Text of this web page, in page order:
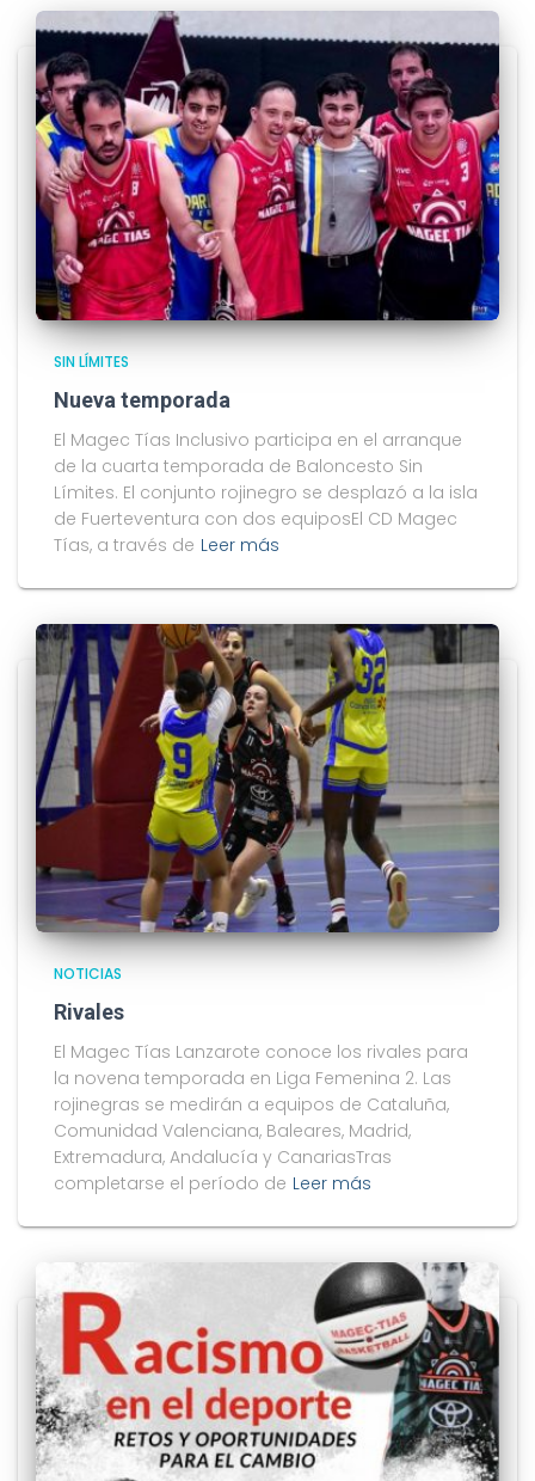
SIN LÍMITES
Nueva temporada
El Magec Tías Inclusivo participa en el arranque
de la cuarta temporada de Baloncesto Sin
Límites. El conjunto rojinegro se desplazó a la isla
de Fuerteventura con dos equiposEl CD Magec
Tías, a través de Leer más
NOTICIAS
Rivales
El Magec Tías Lanzarote conoce los rivales para
la novena temporada en Liga Femenina 2. Las
rojinegras se medirán a equipos de Cataluña,
Comunidad Valenciana, Baleares, Madrid,
Extremadura, Andalucía y CanariasTras
completarse el período de Leer más